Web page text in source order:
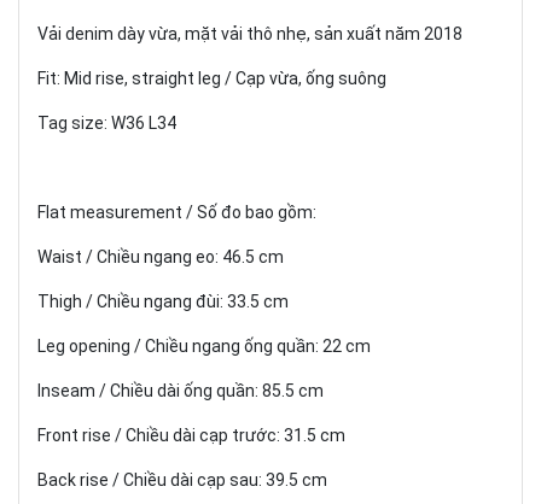
Vải denim dày vừa, mặt vải thô nhẹ, sản xuất năm 2018
Fit: Mid rise, straight leg / Cạp vừa, ống suông
Tag size: W36 L34
Flat measurement / Số đo bao gồm:
Waist / Chiều ngang eo: 46.5 cm
Thigh / Chiều ngang đùi: 33.5 cm
Leg opening / Chiều ngang ống quần: 22 cm
Inseam / Chiều dài ống quần: 85.5 cm
Front rise / Chiều dài cạp trước: 31.5 cm
Back rise / Chiều dài cạp sau: 39.5 cm